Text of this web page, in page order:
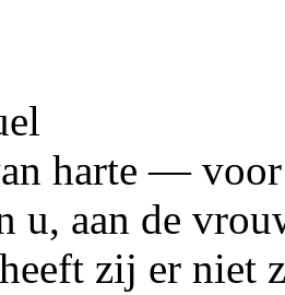
harte —
u, aan de
zij er niet